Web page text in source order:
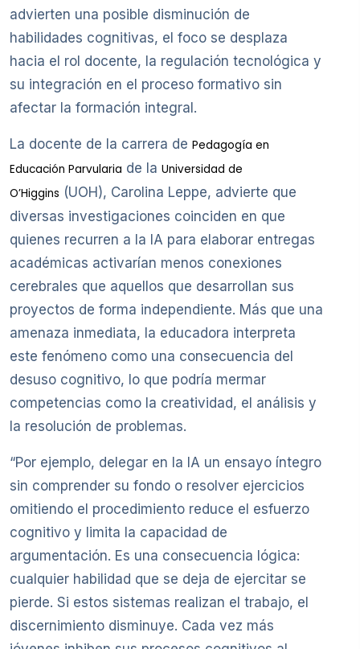
advierten una posible disminución de
habilidades cognitivas, el foco se desplaza
hacia el rol docente, la regulación tecnológica y
su integración en el proceso formativo sin
afectar la formación integral.
La docente de la carrera de Pedagogía en
Educación Parvularia de la Universidad de
O’Higgins (UOH), Carolina Leppe, advierte que
diversas investigaciones coinciden en que
quienes recurren a la IA para elaborar entregas
académicas activarían menos conexiones
cerebrales que aquellos que desarrollan sus
proyectos de forma independiente. Más que una
amenaza inmediata, la educadora interpreta
este fenómeno como una consecuencia del
desuso cognitivo, lo que podría mermar
competencias como la creatividad, el análisis y
la resolución de problemas.
“Por ejemplo, delegar en la IA un ensayo íntegro
sin comprender su fondo o resolver ejercicios
omitiendo el procedimiento reduce el esfuerzo
cognitivo y limita la capacidad de
argumentación. Es una consecuencia lógica:
cualquier habilidad que se deja de ejercitar se
pierde. Si estos sistemas realizan el trabajo, el
discernimiento disminuye. Cada vez más